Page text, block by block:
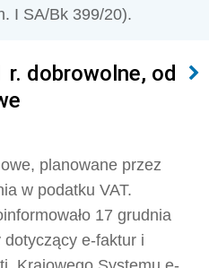
I SA/Bk 399/20).
r. dobrowolne, od
planowane przez
w podatku VAT.
17 grudnia
e-faktur i